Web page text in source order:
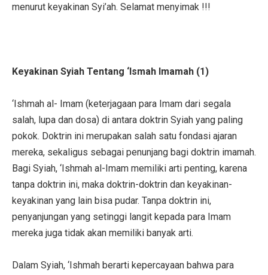
menurut keyakinan Syi’ah. Selamat menyimak !!!
Keyakinan Syiah Tentang ‘Ismah Imamah (1)
‘Ishmah al- Imam (keterjagaan para Imam dari segala
salah, lupa dan dosa) di antara doktrin Syiah yang paling
pokok. Doktrin ini merupakan salah satu fondasi ajaran
mereka, sekaligus sebagai penunjang bagi doktrin imamah.
Bagi Syiah, ‘Ishmah al-Imam memiliki arti penting, karena
tanpa doktrin ini, maka doktrin-doktrin dan keyakinan-
keyakinan yang lain bisa pudar. Tanpa doktrin ini,
penyanjungan yang setinggi langit kepada para Imam
mereka juga tidak akan memiliki banyak arti.
Dalam Syiah, ‘Ishmah berarti kepercayaan bahwa para